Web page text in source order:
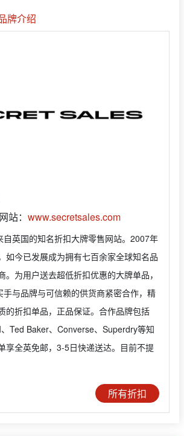
牌介绍
站： www.secretsales.com
自英国的知名折扣大牌零售网站。2007年
如今已发展成为拥有七百余家全球知名品
。为用户送去超低折扣优惠的大牌单品，
与品牌与可信赖的供货商紧密合作，精
的折扣单品，正品保证。合作品牌包括
Ted Baker、Converse、Superdry等知
享全英免邮，3-5日快递送达。目前不提
所有折扣